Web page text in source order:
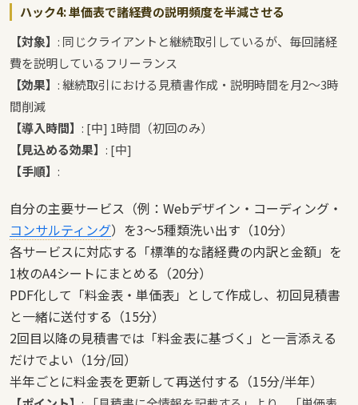
ハック4: 単価表で諸経費の説明頻度を半減させる
【対象】 : 同じクライアントと継続取引しているが、毎回諸経
費を説明しているフリーランス
【効果】 : 継続取引における見積書作成・説明時間を月2〜3時
間削減
【導入時間】 : [中] 1時間（初回のみ）
【見込める効果】 : [中]
【手順】 :
自分の主要サービス（例：Webデザイン・コーディング・
コンサルティング）を3〜5種類洗い出す（10分）
各サービスに対応する「標準的な諸経費の内訳と金額」を
1枚のA4シートにまとめる（20分）
PDF化して「料金表・単価表」として作成し、初回見積書
と一緒に送付する（15分）
2回目以降の見積書では「料金表に基づく」と一言添える
だけでよい（1分/回）
半年ごとに料金表を更新して再送付する（15分/半年）